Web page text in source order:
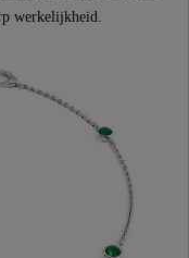
werkelijkheid.